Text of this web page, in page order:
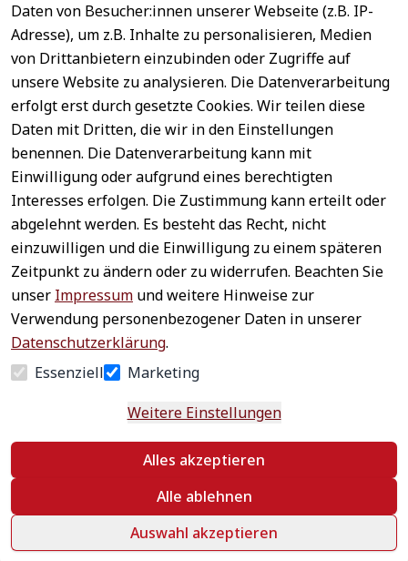
Daten von Besucher:innen unserer Webseite (z.B. IP-
Adresse), um z.B. Inhalte zu personalisieren, Medien
von Drittanbietern einzubinden oder Zugriffe auf
unsere Website zu analysieren. Die Datenverarbeitung
erfolgt erst durch gesetzte Cookies. Wir teilen diese
Daten mit Dritten, die wir in den Einstellungen
benennen. Die Datenverarbeitung kann mit
Einwilligung oder aufgrund eines berechtigten
Interesses erfolgen. Die Zustimmung kann erteilt oder
abgelehnt werden. Es besteht das Recht, nicht
einzuwilligen und die Einwilligung zu einem späteren
Zeitpunkt zu ändern oder zu widerrufen. Beachten Sie
unser Impressum und weitere Hinweise zur
Verwendung personenbezogener Daten in unserer
Datenschutzerklärung.
Essenziell
Marketing
Weitere Einstellungen
Alles akzeptieren
Alle ablehnen
Auswahl akzeptieren
Rechtliches
AGB
Impressum
Datenschutz
Widerrufsrecht
Widerrufsform
ular
Service
Kontakt
Registrieren
Zahlung &
Versand
Newsletter
abonnieren
Häufige
Fragen
Sichere
Zahlungsar
ten
Schneller
Versand
Vertrag
textildepot24 2026